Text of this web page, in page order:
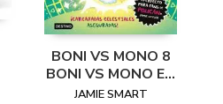
BONI VS MONO 8
BONI VS MONO EN
PUERCO Y ALMA
JAMIE SMART